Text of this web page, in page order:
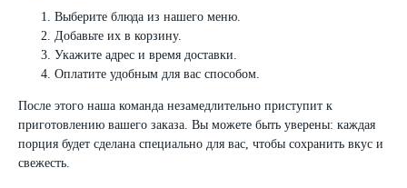
Выберите блюда из нашего меню.
Добавьте их в корзину.
Укажите адрес и время доставки.
Оплатите удобным для вас способом.
После этого наша команда незамедлительно приступит к
приготовлению вашего заказа. Вы можете быть уверены: каждая
порция будет сделана специально для вас, чтобы сохранить вкус и
свежесть.